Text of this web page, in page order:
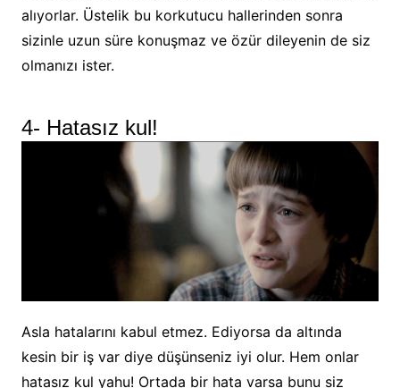
alıyorlar. Üstelik bu korkutucu hallerinden sonra
sizinle uzun süre konuşmaz ve özür dileyenin de siz
olmanızı ister.
4- Hatasız kul!
Asla hatalarını kabul etmez. Ediyorsa da altında
kesin bir iş var diye düşünseniz iyi olur. Hem onlar
hatasız kul yahu! Ortada bir hata varsa bunu siz